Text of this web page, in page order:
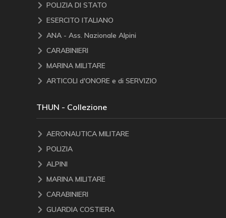
POLIZIA DI STATO
ESERCITO ITALIANO
ANA - Ass. Nazionale Alpini
CARABINIERI
MARINA MILITARE
ARTICOLI d'ONORE e di SERVIZIO
THUN - Collezione
AERONAUTICA MILITARE
POLIZIA
ALPINI
MARINA MILITARE
CARABINIERI
GUARDIA COSTIERA